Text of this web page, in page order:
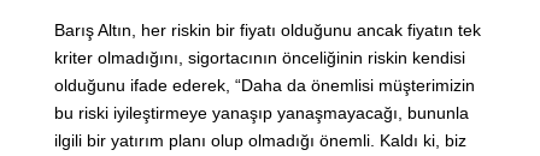
Barış Altın, her riskin bir fiyatı olduğunu ancak fiyatın tek
kriter olmadığını, sigortacının önceliğinin riskin kendisi
olduğunu ifade ederek, “Daha da önemlisi müşterimizin
bu riski iyileştirmeye yanaşıp yanaşmayacağı, bununla
ilgili bir yatırım planı olup olmadığı önemli. Kaldı ki, biz